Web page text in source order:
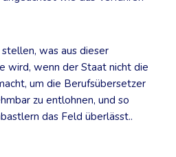
was aus dieser
wird, wenn der Staat nicht die
um die Berufsübersetzer
zu entlohnen, und so
das Feld überlässt..